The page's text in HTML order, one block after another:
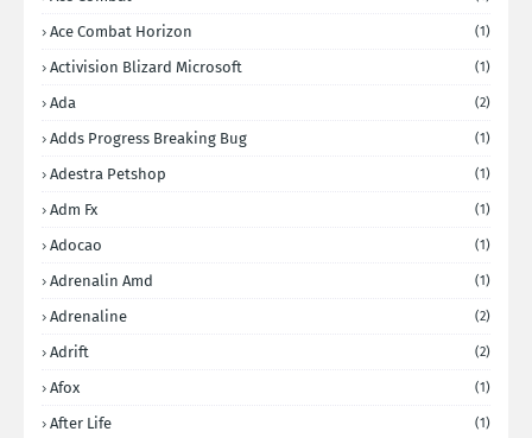
Ace Combat Horizon (1)
Activision Blizard Microsoft (1)
Ada (2)
Adds Progress Breaking Bug (1)
Adestra Petshop (1)
Adm Fx (1)
Adocao (1)
Adrenalin Amd (1)
Adrenaline (2)
Adrift (2)
Afox (1)
After Life (1)